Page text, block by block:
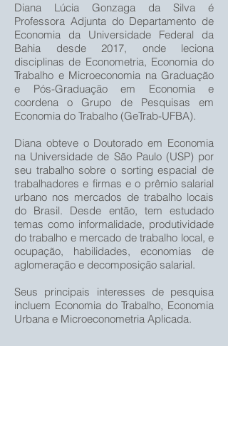
Diana Lúcia Gonzaga da Silva é
Professora Adjunta do Departamento de
Economia da Universidade Federal da
Bahia desde 2017, onde leciona
disciplinas de Econometria, Economia do
Trabalho e Microeconomia na Graduação
e Pós-Graduação em Economia e
coordena o Grupo de Pesquisas em
Economia do Trabalho (GeTrab-UFBA).
Diana obteve o Doutorado em Economia
na Universidade de São Paulo (USP) por
seu trabalho sobre o sorting espacial de
trabalhadores e firmas e o prêmio salarial
urbano nos mercados de trabalho locais
do Brasil. Desde então, tem estudado
temas como informalidade, produtividade
do trabalho e mercado de trabalho local, e
ocupação, habilidades, economias de
aglomeração e decomposição salarial.
Seus principais interesses de pesquisa
incluem Economia do Trabalho, Economia
Urbana e Microeconometria Aplicada.